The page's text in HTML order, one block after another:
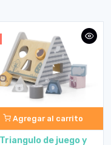
Agregar al carrito
Triangulo de juego y